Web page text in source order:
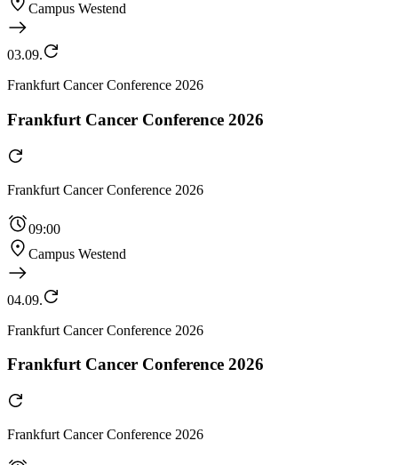
Campus Westend
03.09.
Frankfurt Cancer Conference 2026
Frankfurt Cancer Conference 2026
Frankfurt Cancer Conference 2026
09:00
Campus Westend
04.09.
Frankfurt Cancer Conference 2026
Frankfurt Cancer Conference 2026
Frankfurt Cancer Conference 2026